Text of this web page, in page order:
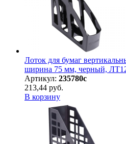
Лоток для бумаг
ширина 75 мм, черный,
Артикул: 235780с
213,44 руб.
В корзину